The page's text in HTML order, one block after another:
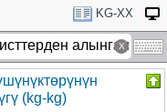
KG-XX
(kg-kg)